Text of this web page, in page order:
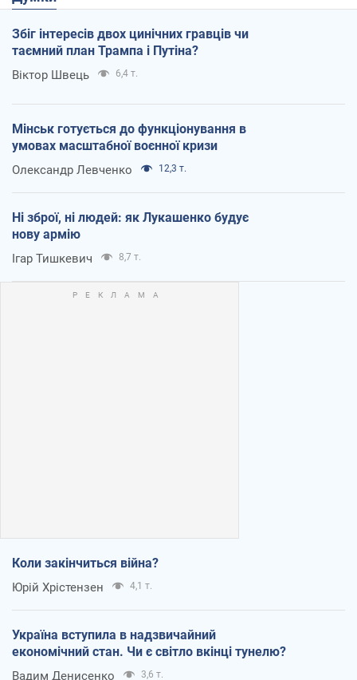
Збіг інтересів двох цинічних гравців чи
таємний план Трампа і Путіна?
Віктор Швець 6,4 т.
Мінськ готується до функціонування в
умовах масштабної воєнної кризи
Олександр Левченко 12,3 т.
Ні зброї, ні людей: як Лукашенко будує
нову армію
Ігар Тишкевич 8,7 т.
Коли закінчиться війна?
Юрій Хрістензен 4,1 т.
Україна вступила в надзвичайний
економічний стан. Чи є світло вкінці тунелю?
Вадим Денисенко 3,6 т.